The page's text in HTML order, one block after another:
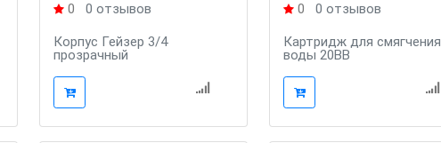
0 0 отзывов
Корпус Гейзер 3/4
прозрачный
0 0 отзывов
Картридж для смягчения
воды 20BB